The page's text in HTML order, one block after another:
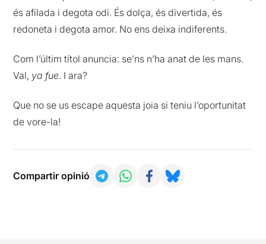
és afilada i degota odi. És dolça, és divertida, és
redoneta i degota amor. No ens deixa indiferents.
Com l’últim títol anuncia: se’ns n’ha anat de les mans.
Val, ya fue. I ara?
Que no se us escape aquesta joia si teniu l’oportunitat
de vore-la!
Compartir opinió